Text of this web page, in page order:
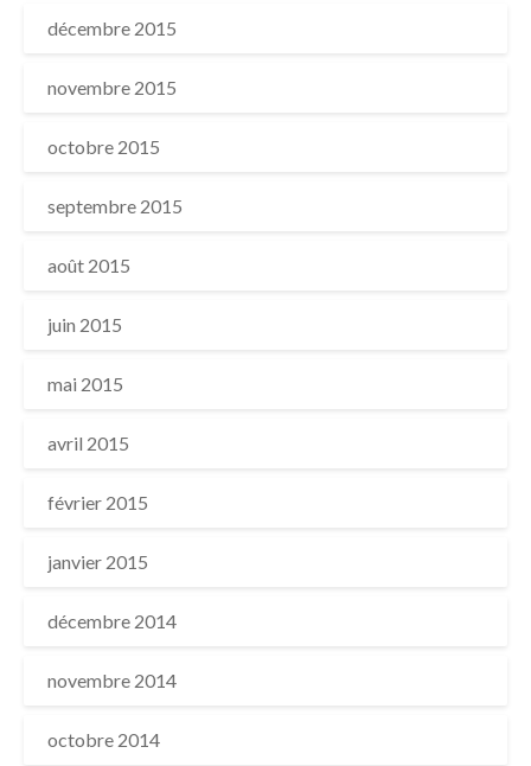
décembre 2015
novembre 2015
octobre 2015
septembre 2015
août 2015
juin 2015
mai 2015
avril 2015
février 2015
janvier 2015
décembre 2014
novembre 2014
octobre 2014